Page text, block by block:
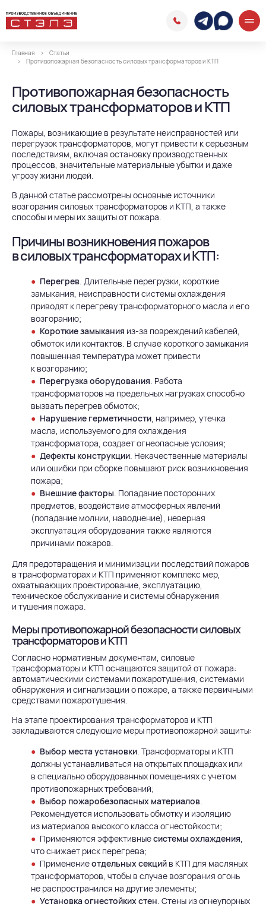
Главная
Статьи
Противопожарная безопасность силовых трансформаторов и КТП
Противопожарная безопасность
силовых трансформаторов и КТП
Пожары, возникающие в результате неисправностей или
перегрузок трансформаторов, могут привести к серьезным
последствиям, включая остановку производственных
процессов, значительные материальные убытки и даже
угрозу жизни людей.
В данной статье рассмотрены основные источники
возгорания силовых трансформаторов и КТП, а также
способы и меры их защиты от пожара.
Причины возникновения пожаров
в силовых трансформаторах и КТП:
Перегрев. Длительные перегрузки, короткие
замыкания, неисправности системы охлаждения
приводят к перегреву трансформаторного масла и его
возгоранию;
Короткие замыкания из-за повреждений кабелей,
обмоток или контактов. В случае короткого замыкания
повышенная температура может привести
к возгоранию;
Перегрузка оборудования. Работа
трансформаторов на предельных нагрузках способно
вызвать перегрев обмоток;
Нарушение герметичности, например, утечка
масла, используемого для охлаждения
трансформатора, создает огнеопасные условия;
Дефекты конструкции. Некачественные материалы
или ошибки при сборке повышают риск возникновения
пожара;
Внешние факторы. Попадание посторонних
предметов, воздействие атмосферных явлений
(попадание молнии, наводнение), неверная
эксплуатация оборудования также являются
причинами пожаров.
Для предотвращения и минимизации последствий пожаров
в трансформаторах и КТП применяют комплекс мер,
охватывающих проектирование, эксплуатацию,
техническое обслуживание и системы обнаружения
и тушения пожара.
Меры противопожарной безопасности силовых
трансформаторов и КТП
Согласно нормативным документам, силовые
трансформаторы и КТП оснащаются защитой от пожара:
автоматическими системами пожаротушения, системами
обнаружения и сигнализации о пожаре, а также первичными
средствами пожаротушения.
На этапе проектирования трансформаторов и КТП
закладываются следующие меры противопожарной защиты:
Выбор места установки. Трансформаторы и КТП
должны устанавливаться на открытых площадках или
в специально оборудованных помещениях с учетом
противопожарных требований;
Выбор пожаробезопасных материалов.
Рекомендуется использовать обмотку и изоляцию
из материалов высокого класса огнестойкости;
Применяются эффективныесистемы охлаждения,
что снижает риск перегрева;
Применениеотдельных секций в КТП для масляных
трансформаторов, чтобы в случае возгорания огонь
не распространился на другие элементы;
Установка огнестойких стен. Стены из огнеупорных